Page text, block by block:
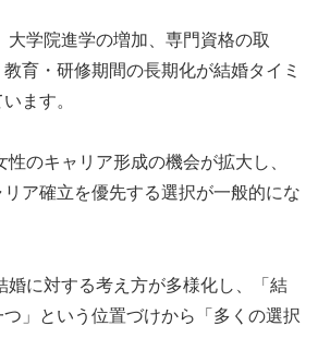
大学院進学の増加、専門資格の取
育・研修期間の長期化が結婚タイミ
ます。
性のキャリア形成の機会が拡大し、
ア確立を優先する選択が一般的にな
婚に対する考え方が多様化し、「結
」という位置づけから「多くの選択